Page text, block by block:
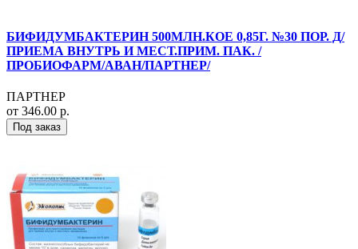
БИФИДУМБАКТЕРИН 500МЛН.КОЕ 0,85Г. №30 ПОР. Д/
ПРИЕМА ВНУТРЬ И МЕСТ.ПРИМ. ПАК. /
ПРОБИОФАРМ/АВАН/ПАРТНЕР/
ПАРТНЕР
от 346.00 р.
Под заказ